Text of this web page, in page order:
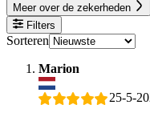
Meer over de zekerheden
Filters
Sorteren
Marion
25-5-